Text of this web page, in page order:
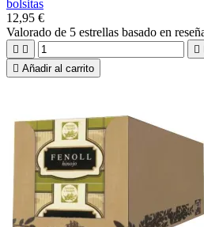
bolsitas
12,95 €
Valorado de 5 estrellas basado en
  
 Añadir al carrito